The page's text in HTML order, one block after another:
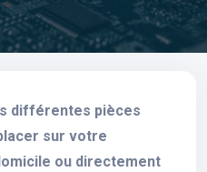
différentes pièces
sur votre
ou directement